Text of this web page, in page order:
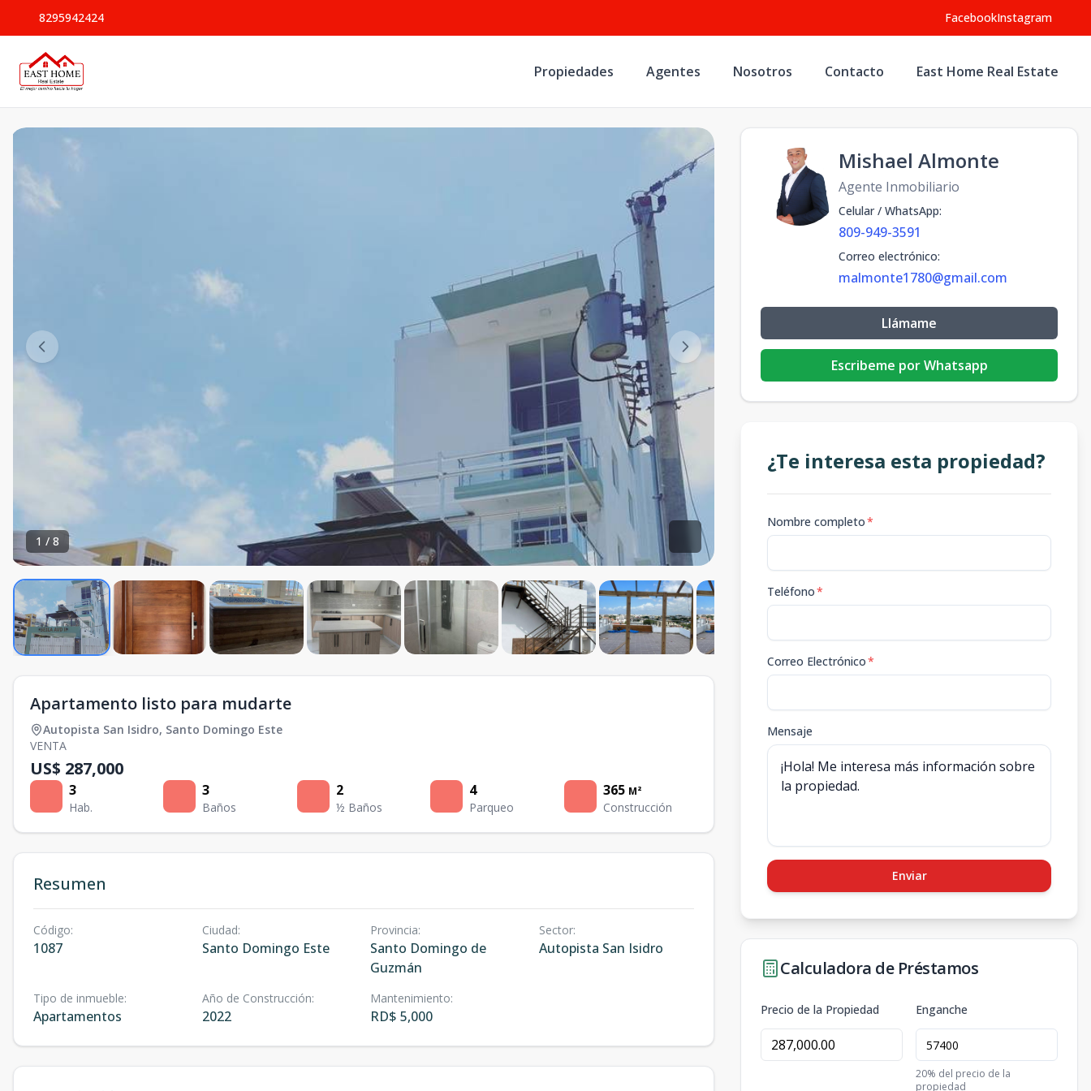
8295942424 FacebookInstagram
Propiedades Agentes Nosotros Contacto East Home Real Estate
1 / 8
Apartamento listo para mudarte
Autopista San Isidro, Santo Domingo Este
VENTA
US$ 287,000
3
Hab.
3
Baños
2
½ Baños
4
Parqueo
365 M²
Construcción
Resumen
Código:
1087
Ciudad:
Santo Domingo Este
Provincia:
Santo Domingo de
Guzmán
Sector:
Autopista San Isidro
Tipo de inmueble:
Apartamentos
Año de Construcción:
2022
Mantenimiento:
RD$ 5,000
Mishael Almonte
Agente Inmobiliario
Celular / WhatsApp:
809-949-3591
Correo electrónico:
malmonte1780@gmail.com
Llámame
Escribeme por Whatsapp
¿Te interesa esta propiedad?
Nombre completo*
Teléfono*
Correo Electrónico*
Mensaje
Enviar
Calculadora de Préstamos
Precio de la Propiedad Enganche
20% del precio de la
propiedad